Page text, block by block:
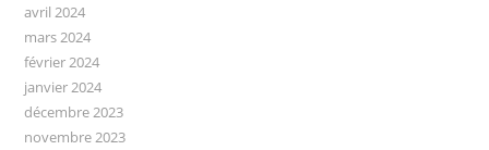
avril 2024
mars 2024
février 2024
janvier 2024
décembre 2023
novembre 2023